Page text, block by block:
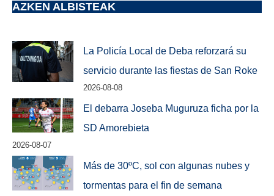
AZKEN ALBISTEAK
La Policía Local de Deba reforzará su
servicio durante las fiestas de San Roke
2026-08-08
El debarra Joseba Muguruza ficha por la
SD Amorebieta
2026-08-07
Más de 30ºC, sol con algunas nubes y
tormentas para el fin de semana